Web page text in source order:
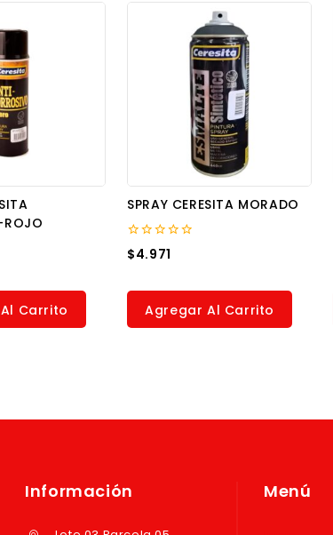
Carrito
SPRAY CERESITA MORADO
0
out
$4.971
Agregar Al Carrito
Información Menú